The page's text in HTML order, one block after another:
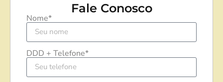
Fale Conosco
Nome*
DDD + Telefone*